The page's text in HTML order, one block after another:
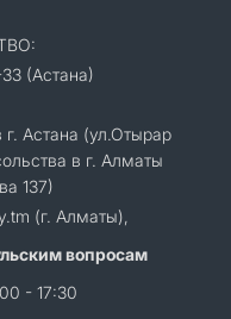
(Астана)
Астана (ул.Отырар
в г. Алматы
137)
(г. Алматы),
вопросам
- 17:30